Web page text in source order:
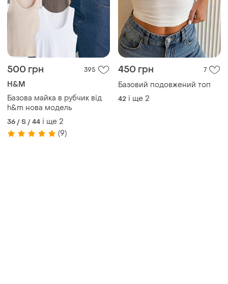
500 грн 395
H&M
Базова майка в рубчик від
h&m нова модель
36 / S / 44 і ще 2
(9)
450 грн 7
Базовий подовжений топ
42 і ще 2